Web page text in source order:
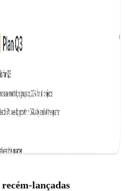
recém-lançadas